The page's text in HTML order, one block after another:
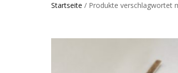
Startseite / Produkte verschlagwortet